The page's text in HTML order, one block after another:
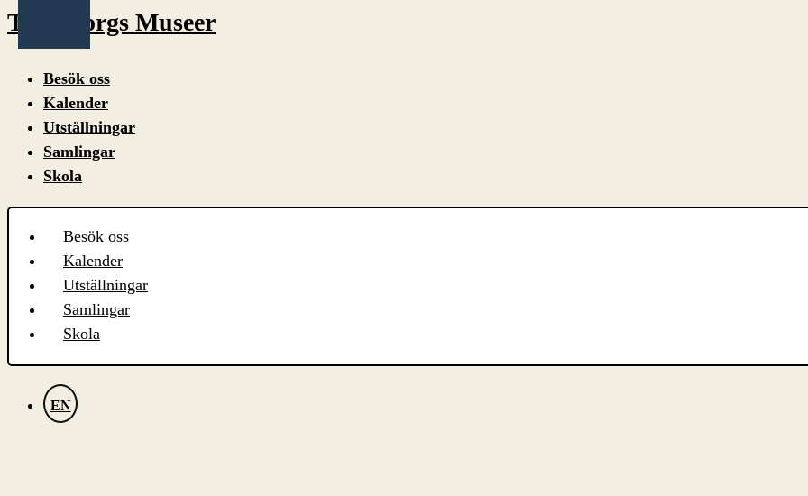
Trelleborgs Museer
Besök oss
Kalender
Utställningar
Samlingar
Skola
Besök oss
Kalender
Utställningar
Samlingar
Skola
EN